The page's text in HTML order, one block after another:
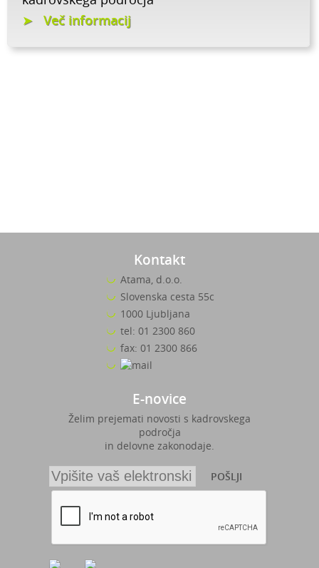
Več informacij
Kontakt
Atama, d.o.o.
Slovenska cesta 55c
1000 Ljubljana
tel: 01 2300 860
fax: 01 2300 866
E-novice
Želim prejemati novosti s kadrovskega
področja
in delovne zakonodaje.
POŠLJI